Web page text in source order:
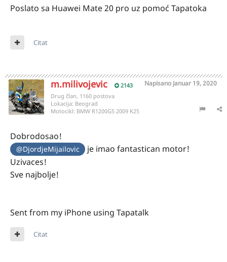
Poslato sa Huawei Mate 20 pro uz pomoć Tapatoka
Citat
m.milivojevic 2143 Napisano Januar 19, 2020
Drug član, 1160 postova
Lokacija: Beograd
Motocikl: BMW R1200GS 2009 K25
Dobrodosao!
@DjordjeMijailovic
je imao fantastican motor!
Uzivaces!
Sve najbolje!
Sent from my iPhone using Tapatalk
Citat